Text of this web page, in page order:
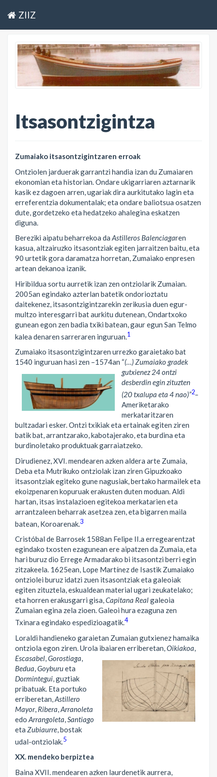
ZIIZ
Itsasontzigintza
Zumaiako itsasontzigintzaren erroak
Ontziolen jarduerak garrantzi handia izan du Zumaiaren
ekonomian eta historian. Ondare ukigarriaren aztarnarik
kasik ez dagoen arren, ugariak dira aurkitutako lagin eta
erreferentzia dokumentalak; eta ondare baliotsua osatzen
dute, gordetzeko eta hedatzeko ahalegina eskatzen
diguna.
Bereziki aipatu beharrekoa da Astilleros Balenciagaren
kasua, altzairuzko itsasontziak egiten jarraitzen baitu, eta
90 urtetik gora daramatza horretan, Zumaiako enpresen
artean dekanoa izanik.
Hiribildua sortu aurretik izan zen ontziolarik Zumaian.
2005an egindako azterlan batetik ondorioztatu
daitekenez, itsasontzigintzarekin zerikusia duen egur-
multzo interesgarri bat aurkitu dutenean, Ondartxoko
gunean egon zen badia txiki batean, gaur egun San Telmo
kalea denaren sarreraren inguruan.1
Zumaiako itsasontzigintzaren urrezko garaietako bat
1540 inguruan hasi zen –1574an “(…) Zumaiako gradek
gutxienez 24 ontzi
desberdin egin zituzten
(20 txalupa eta 4 nao)”2–
Ameriketarako
merkataritzaren
bultzadari esker. Ontzi txikiak eta ertainak egiten ziren
batik bat, arrantzarako, kabotajerako, eta burdina eta
burdinoletako produktuak garraiatzeko.
Dirudienez, XVI. mendearen azken aldera arte Zumaia,
Deba eta Mutrikuko ontziolak izan ziren Gipuzkoako
itsasontziak egiteko gune nagusiak, bertako harmailek eta
ekoizpenaren kopuruak erakusten duten moduan. Aldi
hartan, itsas instalazioen egitekoa merkatarien eta
arrantzaleen beharrak asetzea zen, eta bigarren maila
batean, Koroarenak.3
Cristóbal de Barrosek 1588an Felipe II.a erregearentzat
egindako txosten ezagunean ere aipatzen da Zumaia, eta
hari buruz dio Errege Armadarako bi itsasontzi berri egin
zitzakeela. 1625ean, Lope Martínez de Isastik Zumaiako
ontziolei buruz idatzi zuen itsasontziak eta galeoiak
egiten zituztela, eskualdean material ugari zeukatelako;
eta horren erakusgarri gisa,Capitana Realgaleoia
Zumaian egina zela zioen. Galeoi hura ezaguna zen
Txinara egindako espedizioagatik.4
Loraldi handieneko garaietan Zumaian gutxienez hamaika
ontziola egon ziren. Urola ibaiaren erriberetan,Oikiakoa,
Escasabel,Gorostiaga,
Bedua,Goyburueta
Dormintegui, guztiak
pribatuak. Eta portuko
erriberetan,Astillero
Mayor, Ribera,Arranoleta
edo Arrangoleta,Santiago
eta Zubiaurre, bostak
udal-ontziolak.5
XX. mendeko berpiztea
Baina XVII. mendearen azken laurdenetik aurrera,